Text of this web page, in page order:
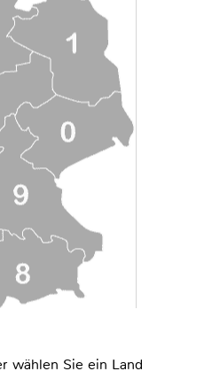
wählen Sie ein Land